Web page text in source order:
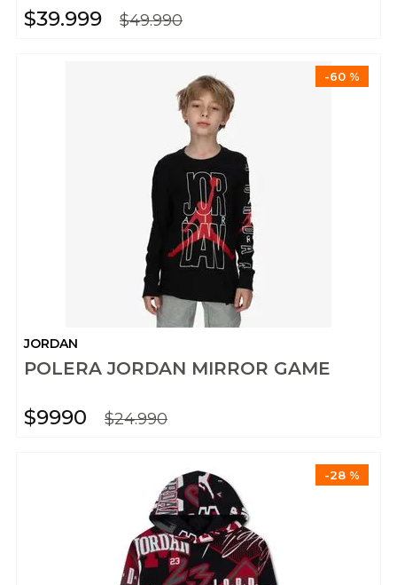
$39.999 $49.990
-60 %
JORDAN
POLERA JORDAN MIRROR GAME
$9990 $24.990
-28 %